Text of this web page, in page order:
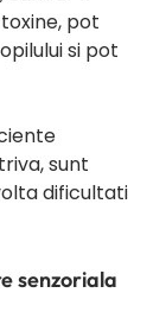
pot
si pot
sunt
dificultati
senzoriala